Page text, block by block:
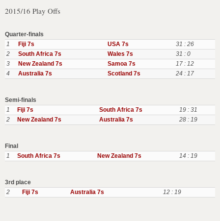
2015/16 Play Offs
Quarter-finals
1
Fiji 7s USA 7s
31 : 26
2
South Africa 7s Wales 7s
31 : 0
3
New Zealand 7s Samoa 7s
17 : 12
4
Australia 7s Scotland 7s 24 : 17
Semi-finals
1
Fiji 7s South Africa 7s
19 : 31
2
New Zealand 7s Australia 7s 28 : 19
Final
1
South Africa 7s New Zealand 7s 14 : 19
3rd place
2
Fiji 7s Australia 7s 12 : 19